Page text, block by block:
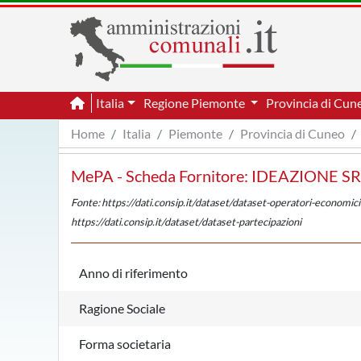
Italia Regione Piemonte
Provincia di
Home
Italia Piemonte Provincia di Cuneo
MePA - Scheda Fornitore: IDEAZIONE
Fonte: https://dati.consip.it/dataset/dataset-operatori-economici
https://dati.consip.it/dataset/dataset-partecipazioni
Anno di riferimento
Ragione Sociale
Forma societaria